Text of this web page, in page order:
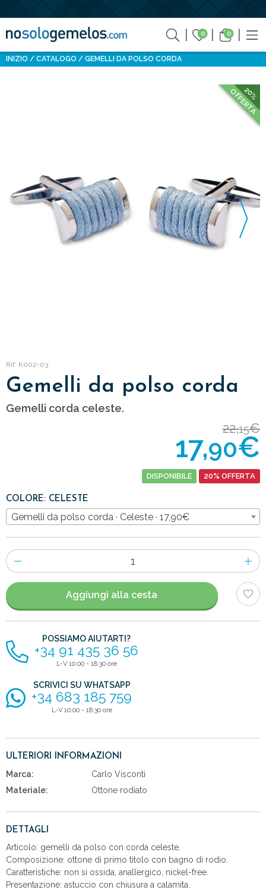
0 0
INIZIO CATALOGO GEMELLI DA POLSO CORDA
20%
OFFERTA
Rif: K002-03
Gemelli da polso corda
Gemelli corda celeste.
22,15€
17,90€
DISPONIBILE 20% OFFERTA
COLORE: CELESTE
Gemelli da polso corda · Celeste · 17,90€
Numero
di
articoli
Aggiungi alla cesta
POSSIAMO AIUTARTI?
+34 91 435 36 56
L-V 10:00 - 18:30 ore
SCRIVICI SU WHATSAPP
+34 683 185 759
L-V 10:00 - 18:30 ore
ULTERIORI INFORMAZIONI
Marca:
Carlo Visconti
Materiale:
Ottone rodiato
DETTAGLI
Articolo: gemelli da polso con corda celeste.
Composizione: ottone di primo titolo con bagno di rodio.
Caratteristiche: non si ossida, anallergico, nickel-free.
Presentazione: astuccio con chiusura a calamita.